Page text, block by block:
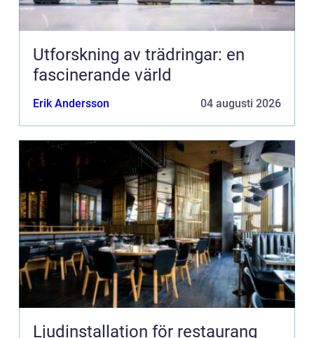
Utforskning av trädringar: en
fascinerande värld
Erik Andersson 04 augusti 2026
Ljudinstallation för restaurang